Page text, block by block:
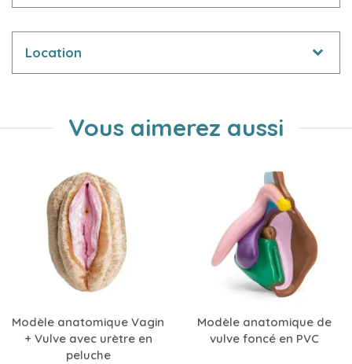
Location
Vous aimerez aussi
Modèle anatomique Vagin
+ Vulve avec urètre en
peluche
Modèle anatomique de
vulve foncé en PVC